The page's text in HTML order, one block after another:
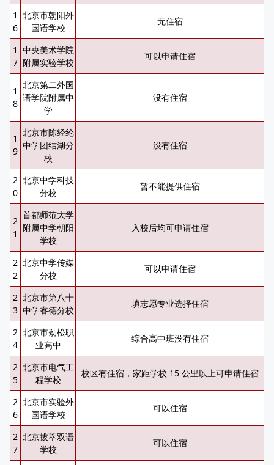
1
6
北京市朝阳外
国语学校
无住宿
1
7
中央美术学院
附属实验学校
可以申请住宿
1
8
北京第二外国
语学院附属中
学
没有住宿
1
9
北京市陈经纶
中学团结湖分
校
没有住宿
2
0
北京中学科技
分校
暂不能提供住宿
2
1
首都师范大学
附属中学朝阳
学校
入校后均可申请住宿
2
2
北京中学传媒
分校
可以申请住宿
2
3
北京市第八十
中学睿德分校
填志愿专业选择住宿
2
4
北京市劲松职
业高中
综合高中班没有住宿
2
5
北京市电气工
程学校
校区有住宿，家距学校 15 公里以上可申请住宿
2
6
北京市实验外
国语学校
可以住宿
2
7
北京拔萃双语
学校
可以住宿